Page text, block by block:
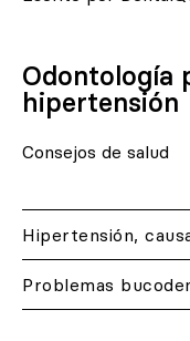
Odontología
hipertensión
Consejos de salud
Hipertensión,
Problemas